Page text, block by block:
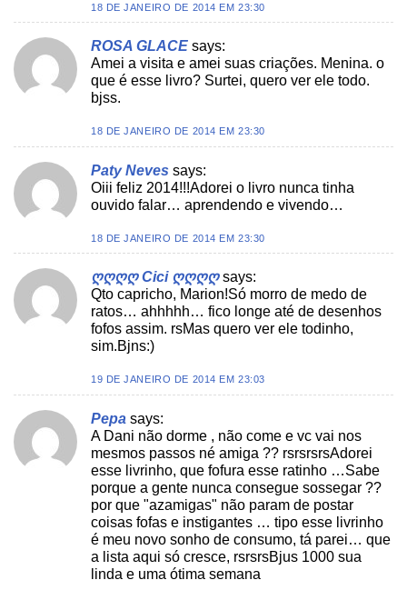
18 DE JANEIRO DE 2014 EM 23:30
ROSA GLACE says:
Amei a visita e amei suas criações. Menina. o
que é esse livro? Surtei, quero ver ele todo.
bjss.
18 DE JANEIRO DE 2014 EM 23:30
Paty Neves says:
Oiii feliz 2014!!!Adorei o livro nunca tinha
ouvido falar… aprendendo e vivendo…
18 DE JANEIRO DE 2014 EM 23:30
ღღღღ Cici ღღღღ says:
Qto capricho, Marion!Só morro de medo de
ratos… ahhhhh… fico longe até de desenhos
fofos assim. rsMas quero ver ele todinho,
sim.Bjns:)
19 DE JANEIRO DE 2014 EM 23:03
Pepa says:
A Dani não dorme , não come e vc vai nos
mesmos passos né amiga ?? rsrsrsrsAdorei
esse livrinho, que fofura esse ratinho …Sabe
porque a gente nunca consegue sossegar ??
por que "azamigas" não param de postar
coisas fofas e instigantes … tipo esse livrinho
é meu novo sonho de consumo, tá parei… que
a lista aqui só cresce, rsrsrsBjus 1000 sua
linda e uma ótima semana